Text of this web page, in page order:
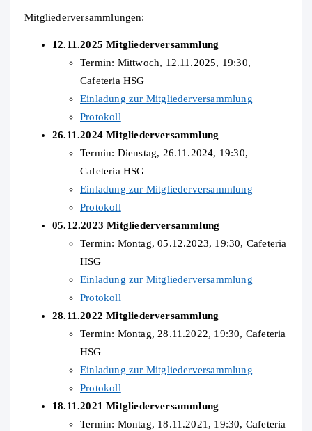
Mitgliederversammlungen:
12.11.2025 Mitgliederversammlung
Termin: Mittwoch, 12.11.2025, 19:30,
Cafeteria HSG
Einladung zur Mitgliederversammlung
Protokoll
26.11.2024 Mitgliederversammlung
Termin: Dienstag, 26.11.2024, 19:30,
Cafeteria HSG
Einladung zur Mitgliederversammlung
Protokoll
05.12.2023 Mitgliederversammlung
Termin: Montag, 05.12.2023, 19:30, Cafeteria
HSG
Einladung zur Mitgliederversammlung
Protokoll
28.11.2022 Mitgliederversammlung
Termin: Montag, 28.11.2022, 19:30, Cafeteria
HSG
Einladung zur Mitgliederversammlung
Protokoll
18.11.2021 Mitgliederversammlung
Termin: Montag, 18.11.2021, 19:30, Cafeteria